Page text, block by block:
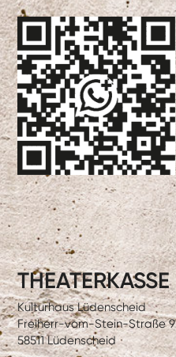
THEATERKASSE
Kulturhaus Lüdenscheid
Freiherr-vom-Stein-Straße 9
58511 Lüdenscheid